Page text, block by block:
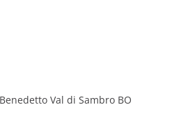
Val di Sambro BO